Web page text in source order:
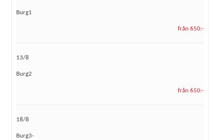
Burg1
från 650:-
13/8
Burg2
från 650:-
18/8
Burg3-